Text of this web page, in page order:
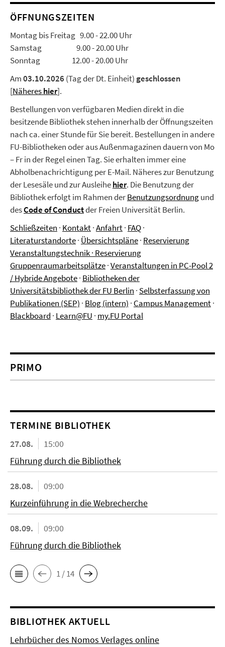
ÖFFNUNGSZEITEN
Montag bis Freitag 9.00 - 22.00 Uhr
Samstag 9.00 - 20.00 Uhr
Sonntag 12.00 - 20.00 Uhr
Am03.10.2026 (Tag der Dt. Einheit) geschlossen
[Nähereshier].
Bestellungen von verfügbaren Medien direkt in die
besitzende Bibliothek stehen innerhalb der Öffnungszeiten
nach ca. einer Stunde für Sie bereit. Bestellungen in andere
FU-Bibliotheken oder aus Außenmagazinen dauern von Mo
– Fr in der Regel einen Tag. Sie erhalten immer eine
Abholbenachrichtigung per E-Mail. Näheres zur Benutzung
der Lesesäle und zur Ausleihehier. Die Benutzung der
Bibliothek erfolgt im Rahmen derBenutzungsordnungund
desCode of Conductder Freien Universität Berlin.
Schließzeiten · Kontakt·Anfahrt· FAQ·
Literaturstandorte· Übersichtspläne· Reservierung
Veranstaltungstechnik· Reservierung
Gruppenraumarbeitsplätze·Veranstaltungen in PC-Pool 2
/ Hybride Angebote· Bibliotheken der
Universitätsbibliothek der FU Berlin · Selbsterfassung von
Publikationen (SEP) · Blog (intern) · Campus Management·
Blackboard · Learn@FU · my.FU Portal
PRIMO
TERMINE BIBLIOTHEK
27.08.
15:00
Führung durch die Bibliothek
28.08.
09:00
Kurzeinführung in die Webrecherche
08.09.
09:00
Führung durch die Bibliothek
1 / 14
BIBLIOTHEK AKTUELL
Lehrbücher des Nomos Verlages online